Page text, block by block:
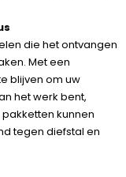
die het ontvangen
Met een
blijven om uw
het werk bent,
kunnen
tegen diefstal en